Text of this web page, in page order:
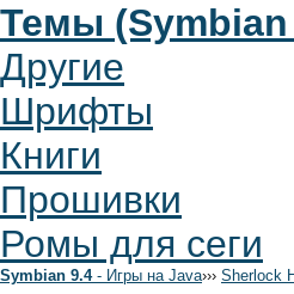
Темы (Symbian
Другие
Шрифты
Книги
Прошивки
Ромы для сеги
Symbian 9.4- Игры на Java››› Sherlock